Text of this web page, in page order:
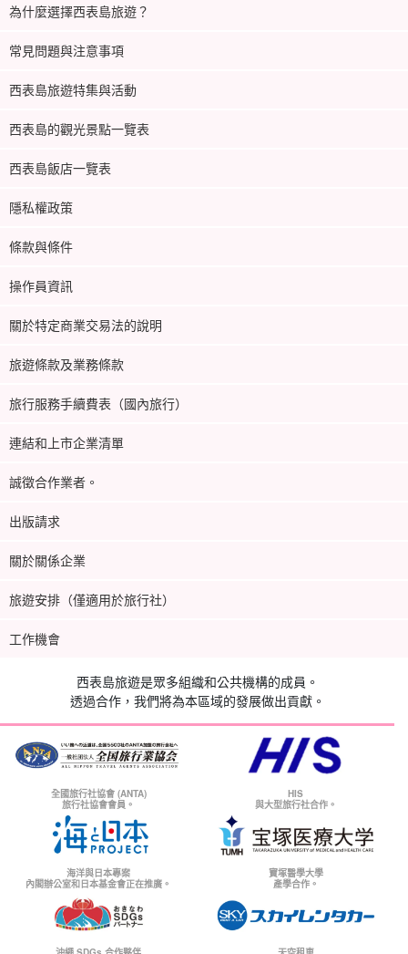
為什麼選擇西表島旅遊？
常見問題與注意事項
西表島旅遊特集與活動
西表島的觀光景點一覽表
西表島飯店一覽表
隱私權政策
條款與條件
操作員資訊
關於特定商業交易法的說明
旅遊條款及業務條款
旅行服務手續費表（國內旅行）
連結和上市企業清單
誠徵合作業者。
出版請求
關於關係企業
旅遊安排（僅適用於旅行社）
工作機會
西表島旅遊是眾多組織和公共機構的成員。
透過合作，我們將為本區域的發展做出貢獻。
全國旅行社協會 (ANTA)
旅行社協會會員。
HIS
與大型旅行社合作。
海洋與日本專案
內閣辦公室和日本基金會正在推廣。
寶塚醫學大學
產學合作。